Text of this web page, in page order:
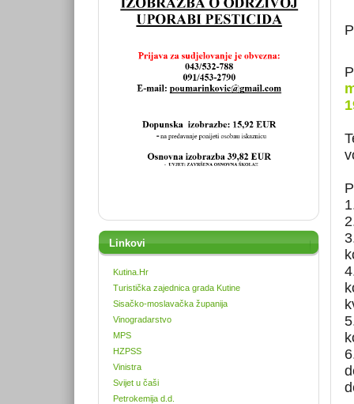
Linkovi
Kutina.Hr
Turistička zajednica grada Kutine
Sisačko-moslavačka županija
Vinogradarstvo
MPS
HZPSS
Vinistra
Svijet u čaši
Petrokemija d.d.